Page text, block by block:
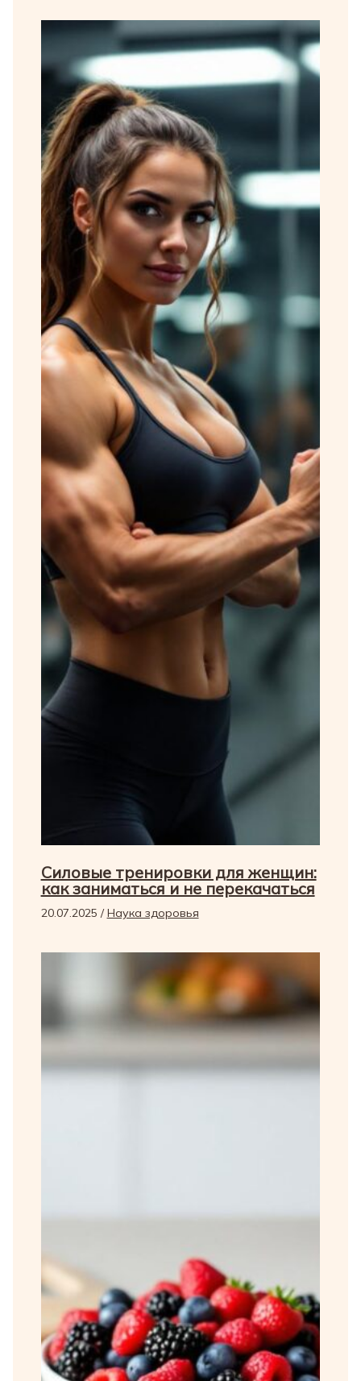
Силовые тренировки для женщин:
как заниматься и не перекачаться
20.07.2025 /Наука здоровья